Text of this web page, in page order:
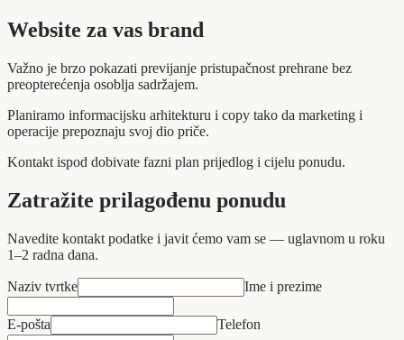
Website za vas brand
Važno je brzo pokazati previjanje pristupačnost prehrane bez
preopterećenja osoblja sadržajem.
Planiramo informacijsku arhitekturu i copy tako da marketing i
operacije prepoznaju svoj dio priče.
Kontakt ispod dobivate fazni plan prijedlog i cijelu ponudu.
Zatražite prilagođenu ponudu
Navedite kontakt podatke i javit ćemo vam se — uglavnom u roku
1–2 radna dana.
Naziv tvrtke Ime i prezime
E‑pošta Telefon